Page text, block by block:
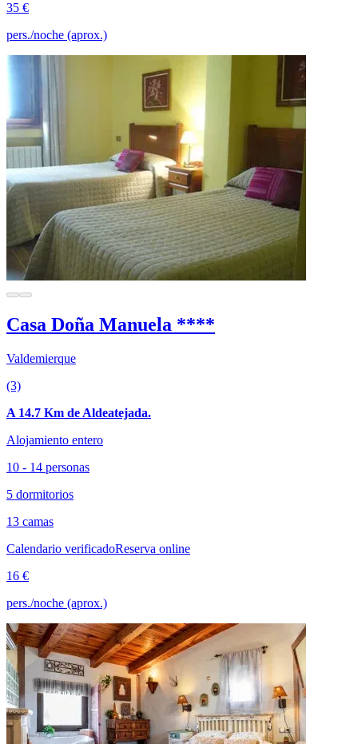
35 €
pers./noche (aprox.)
Casa Doña Manuela ****
Valdemierque
(3)
A 14.7 Km de Aldeatejada.
Alojamiento entero
10 - 14 personas
5 dormitorios
13 camas
Calendario verificadoReserva online
16 €
pers./noche (aprox.)